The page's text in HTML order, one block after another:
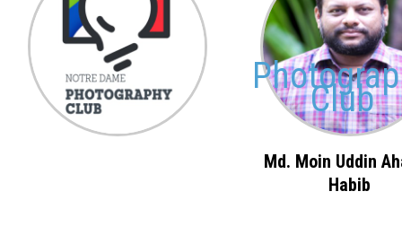
Admission
Clubs
Gallery Club
Md. Moin Uddin
Habib